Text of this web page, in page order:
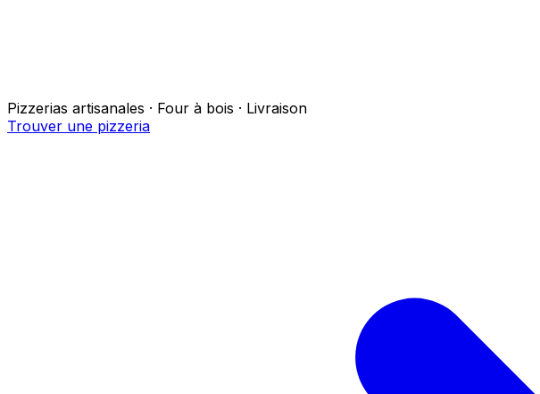
Pizzerias artisanales · Four à bois · Livraison
Trouver une pizzeria